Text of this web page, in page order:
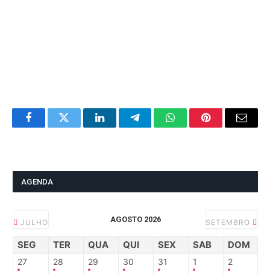
FacebookTwitter LinkedInTelegramWhatsAppPinterestEmail
AGENDA
JULHO AGOSTO 2026 SETEMBRO
SEG TER QUA QUI SEX SAB DOM
27 28 29 30 31 1 2